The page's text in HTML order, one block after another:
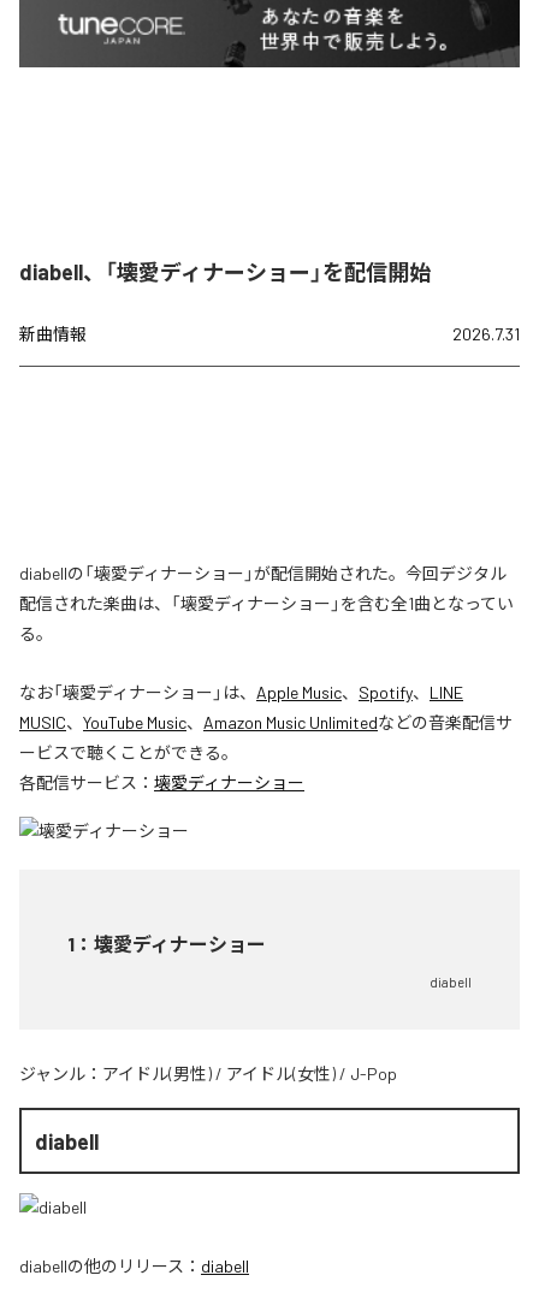
diabell、「壊愛ディナーショー」を配信開始
新曲情報 2026.7.31
diabellの「壊愛ディナーショー」が配信開始された。今回デジタル
配信された楽曲は、「壊愛ディナーショー」を含む全1曲となってい
る。
なお「壊愛ディナーショー 」は、 Apple Music、 Spotify、 LINE
MUSIC、 YouTube Music、 Amazon Music Unlimitedなどの音楽配信サ
ービスで聴くことができる。
各配信サービス： 壊愛ディナーショー
1 ： 壊愛ディナーショー
diabell
ジャンル： アイドル(男性) / アイドル(女性) / J-Pop
diabell
diabellの他のリリース： diabell